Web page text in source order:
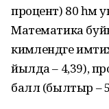
процент) 80 һәм
Математика
кимәлендәге
йылда – 4,39),
балл (былтыр –